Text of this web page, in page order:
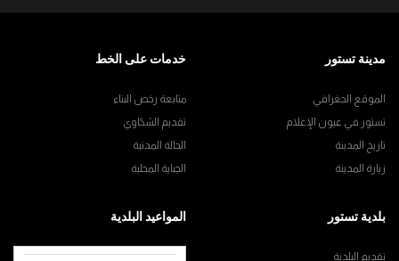
مدينة تستور
الموقع الجغرافي
تستور في عيون الإعلام
تاريخ المدينة
زيارة المدينة
خدمات على الخط
متابعة رخص البناء
تقديم الشكاوي
الحالة المدنية
الجباية المحلية
بلدية تستور
تقديم البلدية
المواعيد البلدية